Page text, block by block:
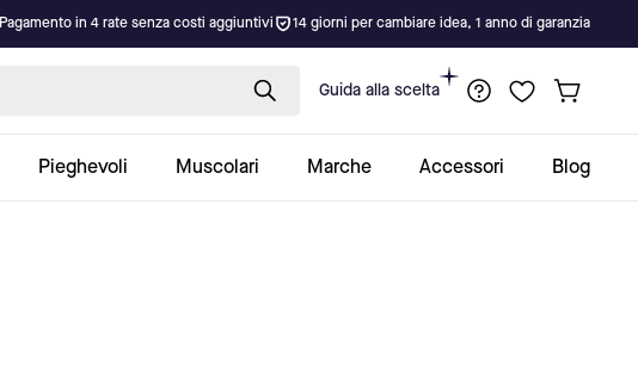
Pagamento in 4 rate senza costi aggiuntivi 14 giorni per cambiare idea, 1 anno di garanzia
Guida alla scelta
Pieghevoli Muscolari Marche Accessori Blog